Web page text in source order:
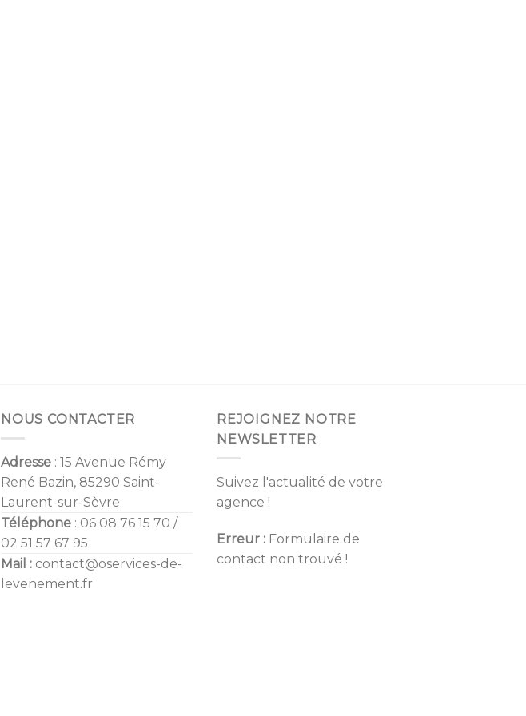
NOUS CONTACTER
Adresse : 15 Avenue Rémy
René Bazin, 85290 Saint-
Laurent-sur-Sèvre
Téléphone : 06 08 76 15 70 /
02 51 57 67 95
Mail : contact@oservices-de-
levenement.fr
REJOIGNEZ NOTRE
NEWSLETTER
Suivez l'actualité de votre
agence !
Erreur : Formulaire de
contact non trouvé !